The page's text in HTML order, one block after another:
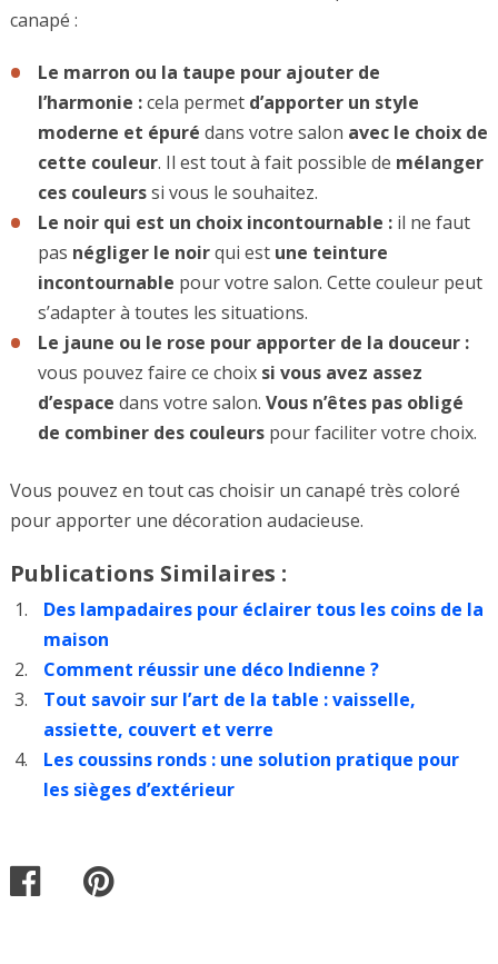
canapé :
Le marron ou la taupe pour ajouter de
l’harmonie :cela permet d’apporter un style
moderne et épuré dans votre salon avec le choix de
cette couleur. Il est tout à fait possible de mélanger
ces couleurssi vous le souhaitez.
Le noir qui est un choix incontournable :il ne faut
pas négliger le noirqui est une teinture
incontournable pour votre salon. Cette couleur peut
s’adapter à toutes les situations.
Le jaune ou le rose pour apporter de la douceur :
vous pouvez faire ce choix si vous avez assez
d’espace dans votre salon. Vous n’êtes pas obligé
de combiner des couleurspour faciliter votre choix.
Vous pouvez en tout cas choisir un canapé très coloré
pour apporter une décoration audacieuse.
Publications Similaires :
Des lampadaires pour éclairer tous les coins de la
maison
Comment réussir une déco Indienne ?
Tout savoir sur l’art de la table : vaisselle,
assiette, couvert et verre
Les coussins ronds : une solution pratique pour
les sièges d’extérieur